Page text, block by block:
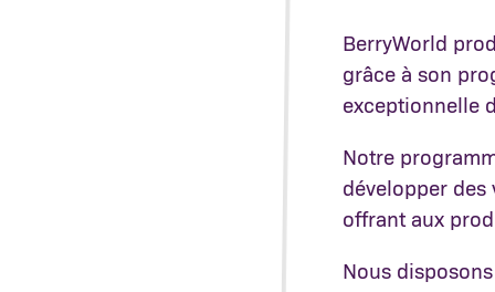
BerryWorld
grâce à son
exceptionnelle
Notre
développer des
offrant aux
Nous